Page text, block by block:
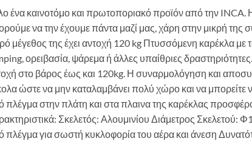
ένα καινοτόμο και πρωτοποριακό προϊόν από την INCA.
να την έχουμε πάντα μαζί μας, χάρη στην μικρή της
μέγεθος της έχει αντοχή 120 kg Πτυσσόμενη καρέκλα με
ορειβασία, ψάρεμα ή άλλες υπαίθριες
στο βάρος έως και 120kg. Η συναρμολόγηση και
ώστε να μην καταλαμβάνει πολύ χώρο και να μπορείτε
πλέγμα στην πλάτη και στα πλαινα της καρέκλας
Σκελετός: Αλουμινίου Διάμετρος
πλέγμα για σωστή κυκλοφορία του αέρα και άνεση